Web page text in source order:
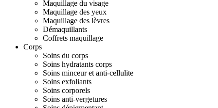
Maquillage du visage
Maquillage des yeux
Maquillage des lèvres
Démaquillants
Coffrets maquillage
Corps
Soins du corps
Soins hydratants corps
Soins minceur et anti-cellulite
Soins exfoliants
Soins corporels
Soins anti-vergetures